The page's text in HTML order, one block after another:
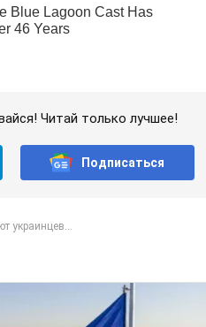
Читай только лучшее!
Подписаться
украинцев...